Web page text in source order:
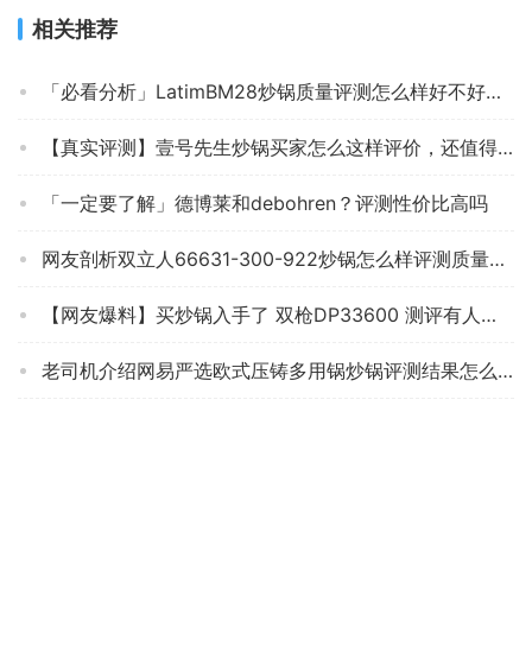
相关推荐
「必看分析」LatimBM28炒锅质量评测怎么样好不好用？
【真实评测】壹号先生炒锅买家怎么这样评价，还值得买吗
「一定要了解」德博莱和debohren？评测性价比高吗
网友剖析双立人66631-300-922炒锅怎么样评测质量值得买吗？
【网友爆料】买炒锅入手了 双枪DP33600 测评有人说坑？质量到底怎么样？
老司机介绍网易严选欧式压铸多用锅炒锅评测结果怎么样？不值得买吗？